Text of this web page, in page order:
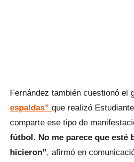
Fernández también cuestionó el
espaldas” que realizó
comparte ese tipo de
fútbol. No me parece que esté
hicieron”, afirmó en